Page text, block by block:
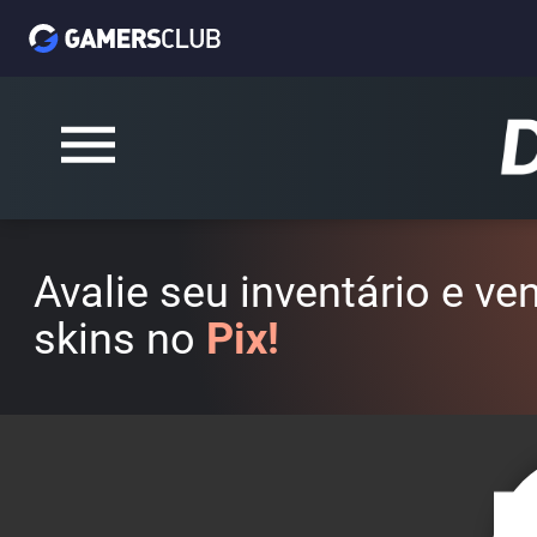
Avalie seu inventário e
skins no Pix!